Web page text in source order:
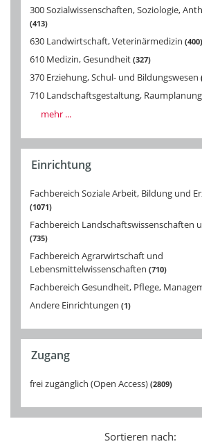
300 Sozialwissenschaften, Soziologie,
413
630 Landwirtschaft, Veterinärmedizin 400
610 Medizin, Gesundheit 327
370 Erziehung, Schul- und Bildungswesen
710 Landschaftsgestaltung, Raumplanung
mehr ...
Einrichtung
Fachbereich Soziale Arbeit, Bildung und
1071
Fachbereich Landschaftswissenschaften
735
Fachbereich Agrarwirtschaft und
Lebensmittelwissenschaften 710
Fachbereich Gesundheit, Pflege,
Andere Einrichtungen 1
Zugang
frei zugänglich (Open Access) 2809
Sortieren nach: